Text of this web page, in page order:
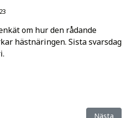
om hur den rådande
hästnäringen. Sista svarsdag
är vår samarbetspartner Folksam värd
Nästa
Nästa